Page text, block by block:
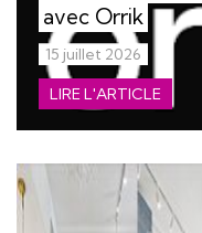
avec Orrik
15 juillet 2026
LIRE L'ARTICLE